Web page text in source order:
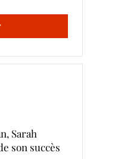
Sarah
son succès